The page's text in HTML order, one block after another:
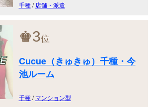
千種/店舗・派遣
♚3位
Cucue（きゅきゅ）千種・今
池ルーム
千種/マンション型